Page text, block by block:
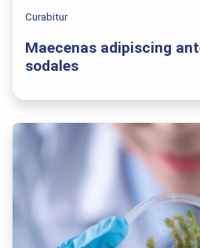
Curabitur
Maecenas adipiscing
sodales